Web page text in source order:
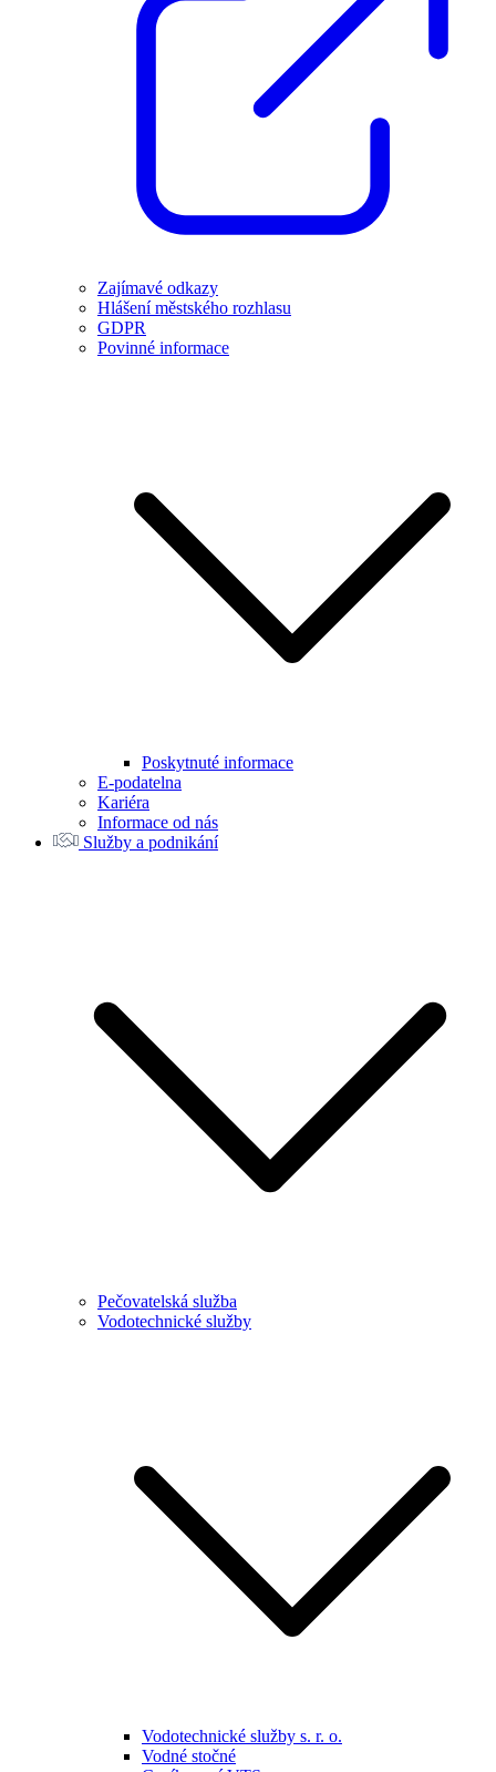
Zajímavé odkazy
Hlášení městského rozhlasu
GDPR
Povinné informace
Poskytnuté informace
E-podatelna
Kariéra
Informace od nás
Služby a podnikání
Pečovatelská služba
Vodotechnické služby
Vodotechnické služby s. r. o.
Vodné stočné